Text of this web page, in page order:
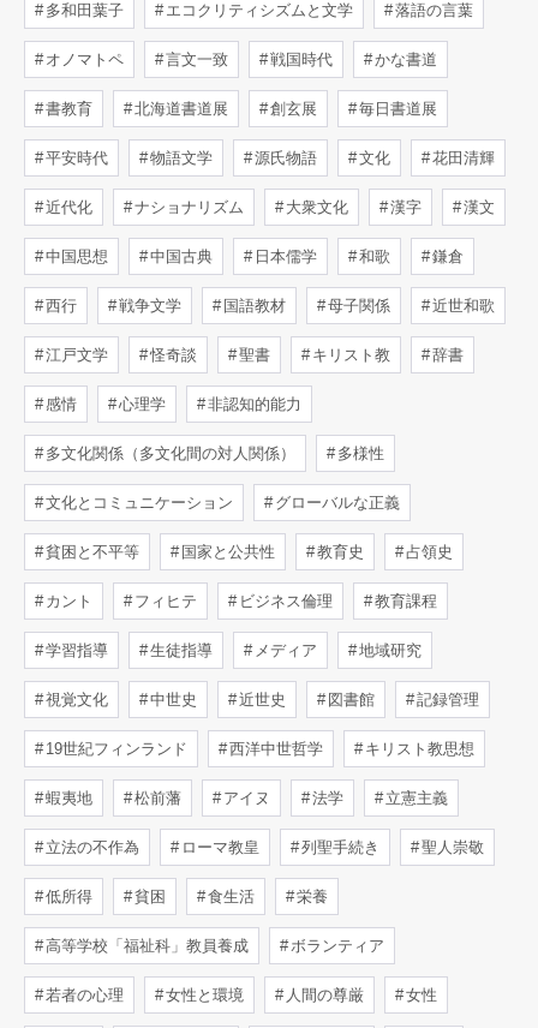
多和田葉子 エコクリティシズムと文学 落語の言葉
オノマトペ 言文一致 戦国時代 かな書道
書教育 北海道書道展 創玄展 毎日書道展
平安時代 物語文学 源氏物語 文化 花田清輝
近代化 ナショナリズム 大衆文化 漢字 漢文
中国思想 中国古典 日本儒学 和歌 鎌倉
西行 戦争文学 国語教材 母子関係 近世和歌
江戸文学 怪奇談 聖書 キリスト教 辞書
感情 心理学 非認知的能力
多文化関係（多文化間の対人関係） 多様性
文化とコミュニケーション グローバルな正義
貧困と不平等 国家と公共性 教育史 占領史
カント フィヒテ ビジネス倫理 教育課程
学習指導 生徒指導 メディア 地域研究
視覚文化 中世史 近世史 図書館 記録管理
19世紀フィンランド 西洋中世哲学 キリスト教思想
蝦夷地 松前藩 アイヌ 法学 立憲主義
立法の不作為 ローマ教皇 列聖手続き 聖人崇敬
低所得 貧困 食生活 栄養
高等学校「福祉科」教員養成 ボランティア
若者の心理 女性と環境 人間の尊厳 女性